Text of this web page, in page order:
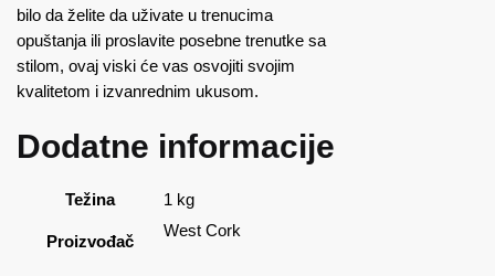
bilo da želite da uživate u trenucima
opuštanja ili proslavite posebne trenutke sa
stilom, ovaj viski će vas osvojiti svojim
kvalitetom i izvanrednim ukusom.
Dodatne informacije
Težina 1 kg
Proizvođač
West Cork